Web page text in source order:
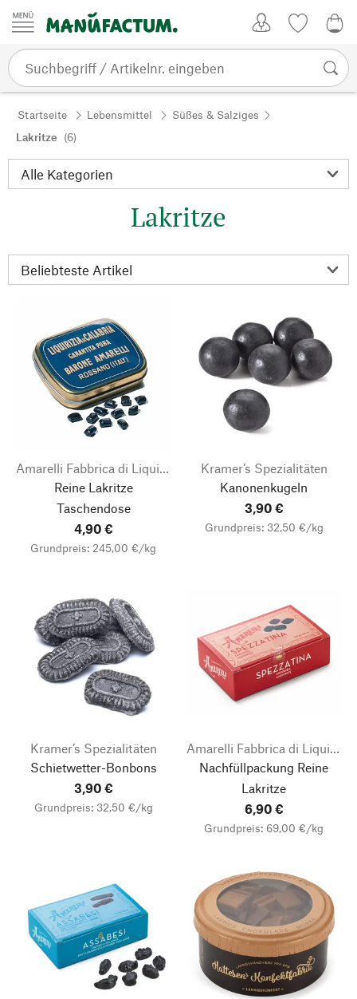
Zum Inhalt springen
Startseite Lebensmittel
Süßes & Salziges
Lakritze (6)
Lakritze
Amarelli Fabbrica di Liquirizia
Reine Lakritze
Taschendose
4,90 €
Grundpreis: 245,00 €/kg
Kramer’s Spezialitäten
Kanonenkugeln
3,90 €
Grundpreis: 32,50 €/kg
Kramer’s Spezialitäten
Schietwetter-Bonbons
3,90 €
Grundpreis: 32,50 €/kg
Amarelli Fabbrica di Liquirizia
Nachfüllpackung Reine
Lakritze
6,90 €
Grundpreis: 69,00 €/kg